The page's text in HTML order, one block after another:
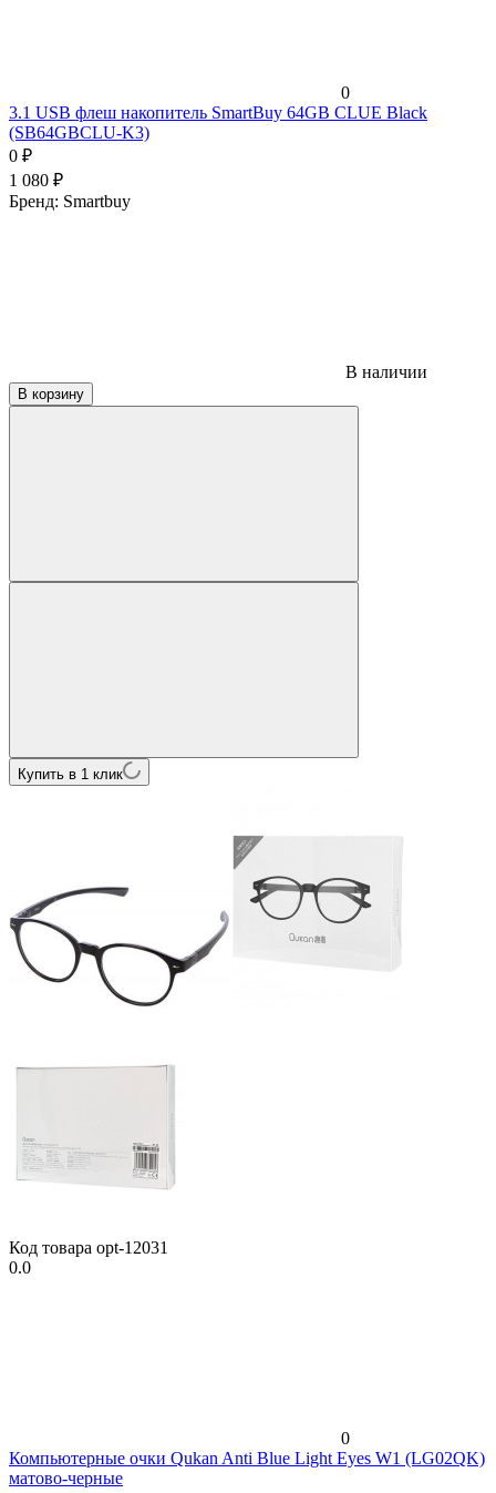
0
3.1 USB флеш накопитель SmartBuy 64GB CLUE Black
(SB64GBCLU-K3)
0 ₽
1 080 ₽
Бренд: Smartbuy
В наличии
В корзину
Купить в 1 клик
Код товара opt-12031
0.0
0
Компьютерные очки Qukan Anti Blue Light Eyes W1 (LG02QK)
матово-черные